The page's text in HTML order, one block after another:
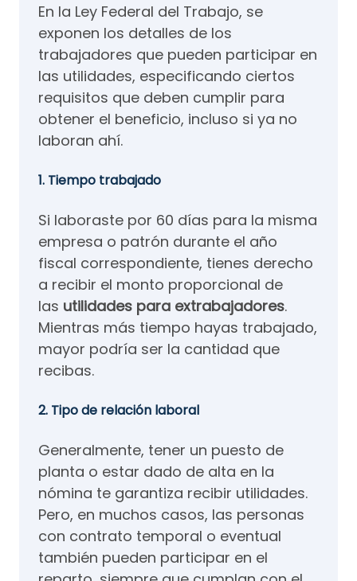
En la Ley Federal del Trabajo, se
exponen los detalles de los
trabajadores que pueden participar en
las utilidades, especificando ciertos
requisitos que deben cumplir para
obtener el beneficio, incluso si ya no
laboran ahí.
1. Tiempo trabajado
Si laboraste por 60 días para la misma
empresa o patrón durante el año
fiscal correspondiente, tienes derecho
a recibir el monto proporcional de
las utilidades para extrabajadores.
Mientras más tiempo hayas trabajado,
mayor podría ser la cantidad que
recibas.
2. Tipo de relación laboral
Generalmente, tener un puesto de
planta o estar dado de alta en la
nómina te garantiza recibir utilidades.
Pero, en muchos casos, las personas
con contrato temporal o eventual
también pueden participar en el